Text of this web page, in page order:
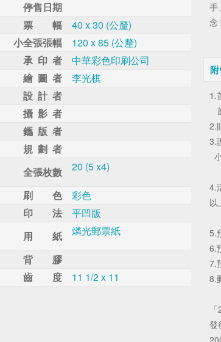
停售日期
票 幅
40 x 30 (公釐)
小全張張幅
120 x 85 (公釐)
承 印 者
中華彩色印刷公司
繪 圖 者
李光棋
設 計 者
攝 影 者
鑴 版 者
規 劃 者
全張枚數
20 (5 x4)
刷 色
彩色
印 法
平凹版
用 紙
燐光郵票紙
背 膠
齒 度
11 1/2 x 11
手
念
1.
2.
3.
4.
以
5.
6.
7.
8.
發